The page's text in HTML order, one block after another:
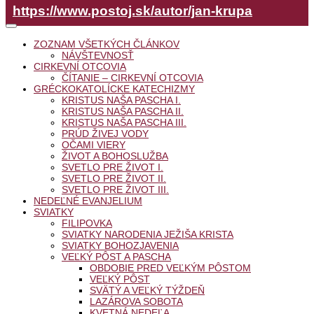
https://www.postoj.sk/autor/jan-krupa
ZOZNAM VŠETKÝCH ČLÁNKOV
NÁVŠTEVNOSŤ
CIRKEVNÍ OTCOVIA
ČÍTANIE – CIRKEVNÍ OTCOVIA
GRÉCKOKATOLÍCKE KATECHIZMY
KRISTUS NAŠA PASCHA I.
KRISTUS NAŠA PASCHA II.
KRISTUS NAŠA PASCHA III.
PRÚD ŽIVEJ VODY
OČAMI VIERY
ŽIVOT A BOHOSLUŽBA
SVETLO PRE ŽIVOT I.
SVETLO PRE ŽIVOT II.
SVETLO PRE ŽIVOT III.
NEDEĽNÉ EVANJELIUM
SVIATKY
FILIPOVKA
SVIATKY NARODENIA JEŽIŠA KRISTA
SVIATKY BOHOZJAVENIA
VEĽKÝ PÔST A PASCHA
OBDOBIE PRED VEĽKÝM PÔSTOM
VEĽKÝ PÔST
SVÄTÝ A VEĽKÝ TÝŽDEŇ
LAZÁROVA SOBOTA